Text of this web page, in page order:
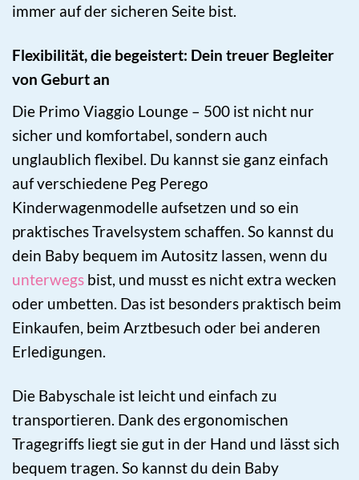
immer auf der sicheren Seite bist.
Flexibilität, die begeistert: Dein treuer Begleiter
von Geburt an
Die Primo Viaggio Lounge – 500 ist nicht nur
sicher und komfortabel, sondern auch
unglaublich flexibel. Du kannst sie ganz einfach
auf verschiedene Peg Perego
Kinderwagenmodelle aufsetzen und so ein
praktisches Travelsystem schaffen. So kannst du
dein Baby bequem im Autositz lassen, wenn du
unterwegs bist, und musst es nicht extra wecken
oder umbetten. Das ist besonders praktisch beim
Einkaufen, beim Arztbesuch oder bei anderen
Erledigungen.
Die Babyschale ist leicht und einfach zu
transportieren. Dank des ergonomischen
Tragegriffs liegt sie gut in der Hand und lässt sich
bequem tragen. So kannst du dein Baby